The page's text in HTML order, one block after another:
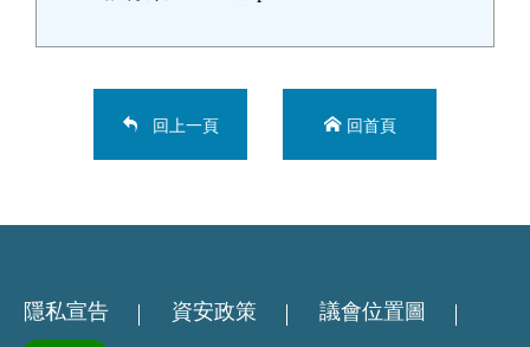
回上一頁 回首頁
隱私宣告 資安政策 議會位置圖